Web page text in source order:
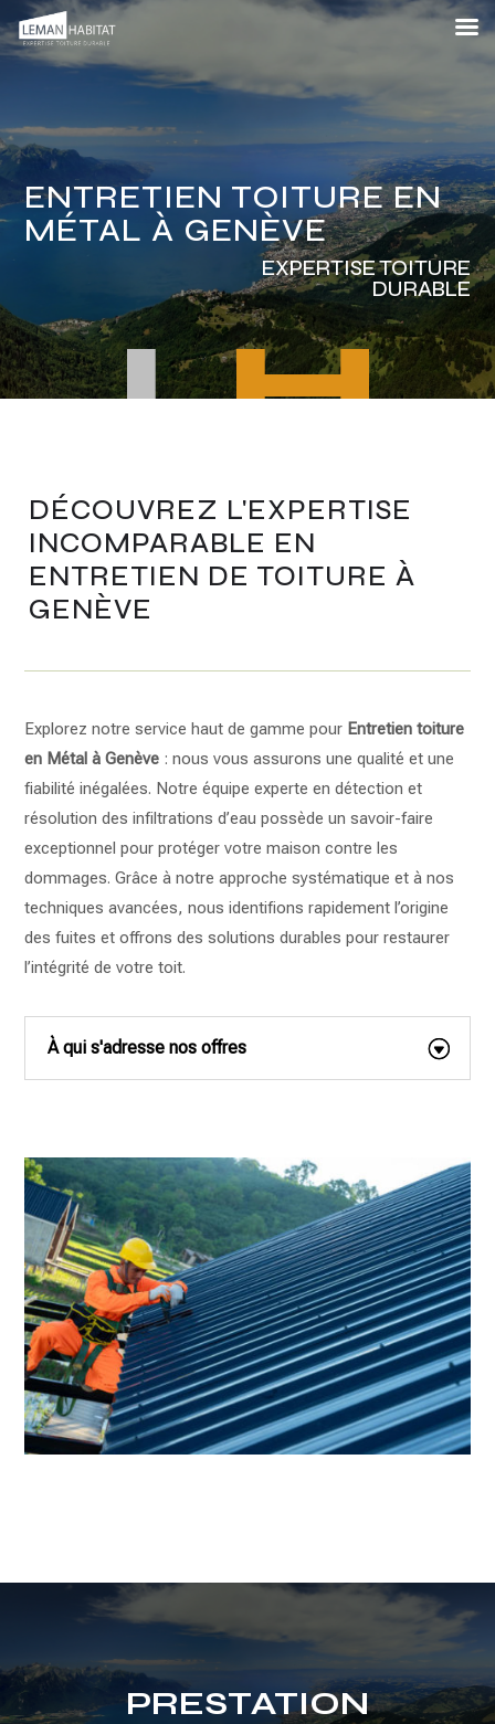
ENTRETIEN TOITURE EN
MÉTAL À GENÈVE
EXPERTISE TOITURE
DURABLE
LH
DÉCOUVREZ L'EXPERTISE
INCOMPARABLE EN
ENTRETIEN DE TOITURE À
GENÈVE
Explorez notre service haut de gamme pour Entretien toiture
en Métal à Genève : nous vous assurons une qualité et une
fiabilité inégalées. Notre équipe experte en détection et
résolution des infiltrations d’eau possède un savoir-faire
exceptionnel pour protéger votre maison contre les
dommages. Grâce à notre approche systématique et à nos
techniques avancées, nous identifions rapidement l’origine
des fuites et offrons des solutions durables pour restaurer
l’intégrité de votre toit.
À qui s'adresse nos offres
PRESTATION